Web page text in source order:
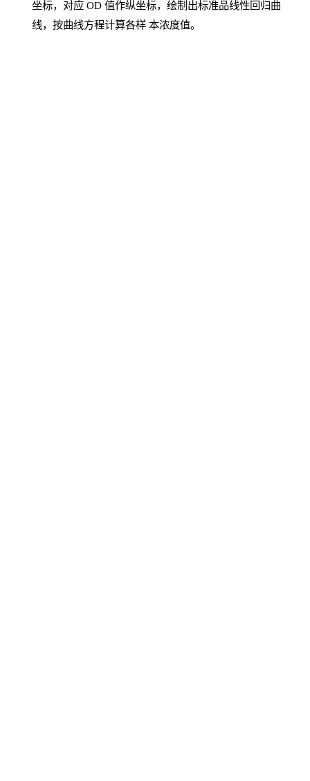
坐标，对应OD 值作纵坐标，绘制出标准品线性回归曲
线，按曲线方程计算各样 本浓度值。